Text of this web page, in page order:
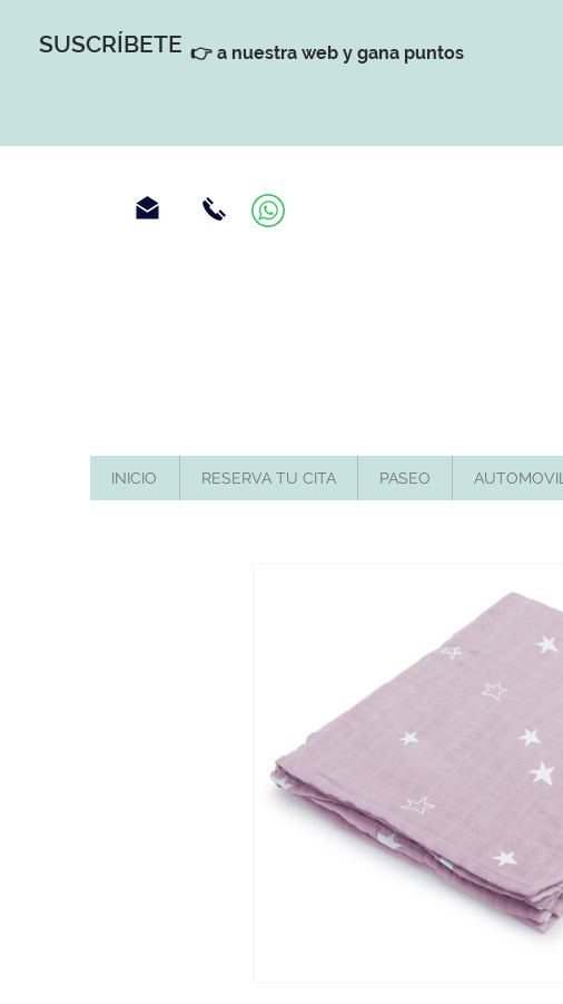
SUSCRÍBETE 👉 a nuestra web y gana puntos
INICIO RESERVA TU CITA PASEO AUTOMOVIL